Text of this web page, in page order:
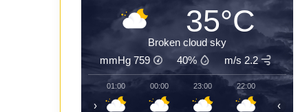
35°C
Broken cloud sky
2.2 m/s
40%
759
mmHg
22:00
23:00
00:00
01:00
‹ ›